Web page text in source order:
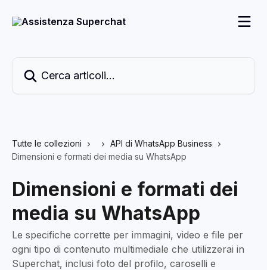
Tutte le collezioni
API di WhatsApp Business
Dimensioni e formati dei media su WhatsApp
Dimensioni e formati dei
media su WhatsApp
Le specifiche corrette per immagini, video e file per
ogni tipo di contenuto multimediale che utilizzerai in
Superchat, inclusi foto del profilo, caroselli e